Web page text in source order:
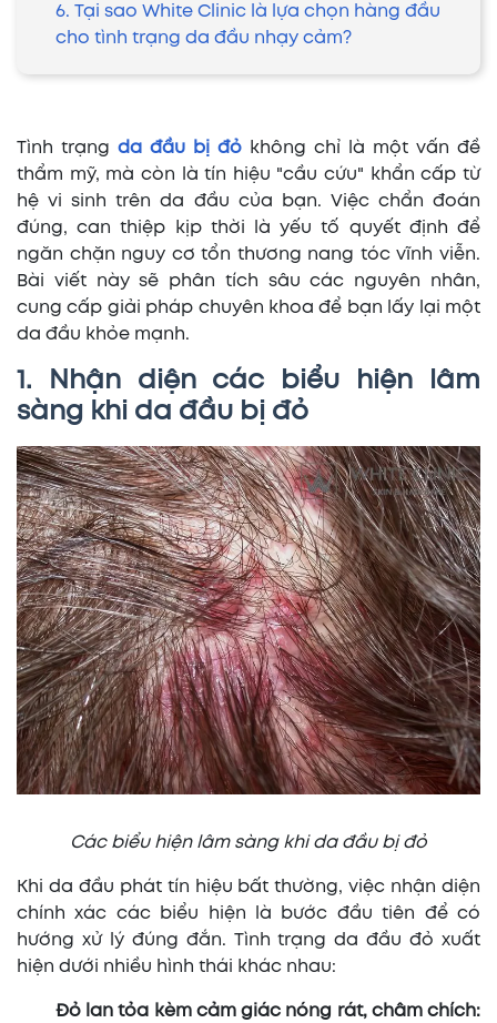
6. Tại sao White Clinic là lựa chọn hàng đầu
cho tình trạng da đầu nhạy cảm?
Tình trạng da đầu bị đỏ không chỉ là một vấn đề
thẩm mỹ, mà còn là tín hiệu "cầu cứu" khẩn cấp từ
hệ vi sinh trên da đầu của bạn. Việc chẩn đoán
đúng, can thiệp kịp thời là yếu tố quyết định để
ngăn chặn nguy cơ tổn thương nang tóc vĩnh viễn.
Bài viết này sẽ phân tích sâu các nguyên nhân,
cung cấp giải pháp chuyên khoa để bạn lấy lại một
da đầu khỏe mạnh.
1. Nhận diện các biểu hiện lâm
sàng khi da đầu bị đỏ
Các biểu hiện lâm sàng khi da đầu bị đỏ
Khi da đầu phát tín hiệu bất thường, việc nhận diện
chính xác các biểu hiện là bước đầu tiên để có
hướng xử lý đúng đắn. Tình trạng da đầu đỏ xuất
hiện dưới nhiều hình thái khác nhau:
Đỏ lan tỏa kèm cảm giác nóng rát, châm chích: